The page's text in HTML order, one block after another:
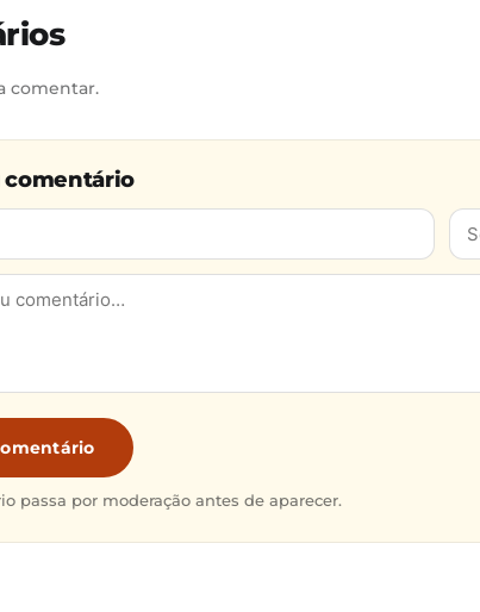
comentar.
comentário
passa por moderação antes de aparecer.